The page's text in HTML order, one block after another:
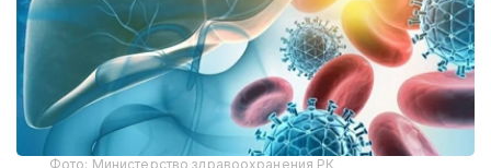
Фото: Министерство здравоохранения РК